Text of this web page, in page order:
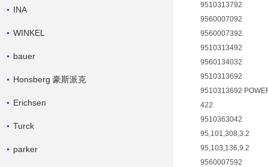
INA
WINKEL
bauer
Honsberg 豪斯派克
Erichsen
Turck
parker
9510313792
9560007092
9560007392
9510313492
9560134032
9510313692
9510313692
422
9510363042
95,101,308,3.2
95,103,136,9.2
9560007592